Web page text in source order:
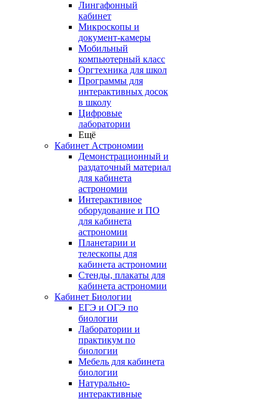
Лингафонный
кабинет
Микроскопы и
документ-камеры
Мобильный
компьютерный класс
Оргтехника для школ
Программы для
интерактивных досок
в школу
Цифровые
лаборатории
Ещё
Кабинет Астрономии
Демонстрационный и
раздаточный материал
для кабинета
астрономии
Интерактивное
оборудование и ПО
для кабинета
астрономии
Планетарии и
телескопы для
кабинета астрономии
Стенды, плакаты для
кабинета астрономии
Кабинет Биологии
ЕГЭ и ОГЭ по
биологии
Лаборатории и
практикум по
биологии
Мебель для кабинета
биологии
Натурально-
интерактивные